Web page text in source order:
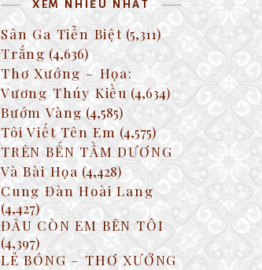
XEM NHIỀU NHẤT
Sân Ga Tiễn Biệt (5,311)
Trắng (4,636)
Thơ Xướng – Họa:
Vương Thúy Kiều (4,634)
Bướm Vàng (4,585)
Tôi Viết Tên Em (4,575)
TRÊN BẾN TẦM DƯƠNG
Và Bài Họa (4,428)
Cung Đàn Hoài Lang
(4,427)
ĐÂU CÒN EM BÊN TÔI
(4,397)
LẺ BÓNG – THƠ XƯỚNG